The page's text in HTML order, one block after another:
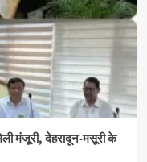
मंजूरी, देहरादून-मसूरी के